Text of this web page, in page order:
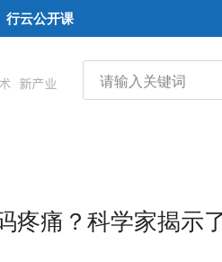
行云公开课
疼痛？科学家揭示